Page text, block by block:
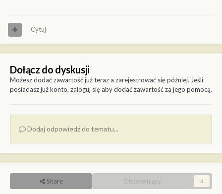
Cytuj
Dołącz do dyskusji
Możesz dodać zawartość już teraz a zarejestrować się później. Jeśli
posiadasz już konto, zaloguj sięaby dodać zawartość za jego pomocą.
Dodaj odpowiedź do tematu...
Share Obserwujący 0